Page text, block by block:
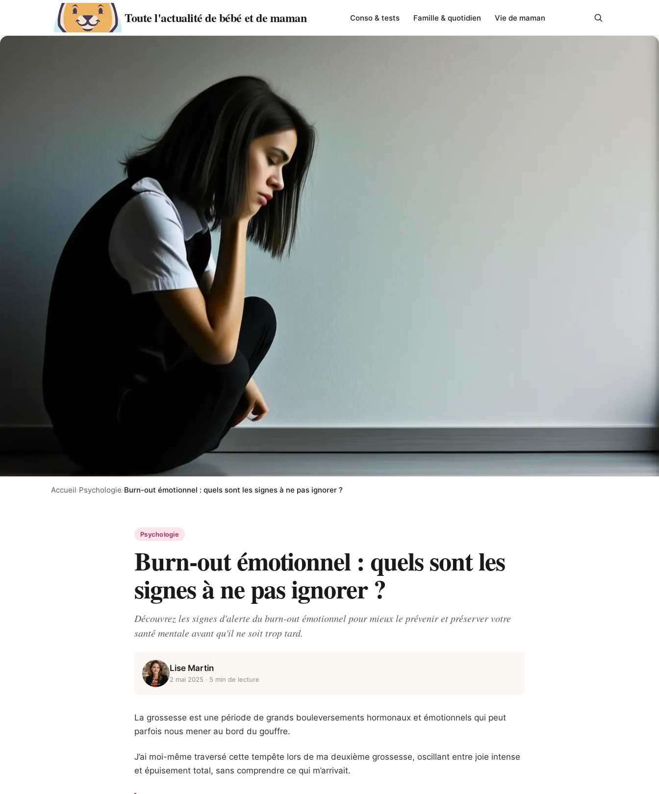
Toute l'actualité de bébé et de maman Conso & tests Famille & quotidien Vie de maman
Accueil›Psychologie›Burn-out émotionnel : quels sont les signes à ne pas ignorer ?
Psychologie
Burn-out émotionnel : quels sont les
signes à ne pas ignorer ?
Découvrez les signes d'alerte du burn-out émotionnel pour mieux le prévenir et préserver votre
santé mentale avant qu'il ne soit trop tard.
Lise Martin
2 mai 2025 · 5 min de lecture
La grossesse est une période de grands bouleversements hormonaux et émotionnels qui peut
parfois nous mener au bord du gouffre.
J’ai moi-même traversé cette tempête lors de ma deuxième grossesse, oscillant entre joie intense
et épuisement total, sans comprendre ce qui m’arrivait.